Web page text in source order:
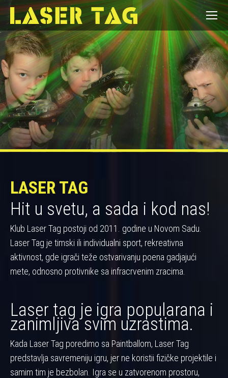
LASER TAG
Hit u svetu, a sada i kod nas!
Klub Laser Tag postoji od 2011. godine u Novom Sadu.
Laser Tag je timski ili individualni sport, rekreativna
aktivnost, gde igrači teže ostvarivanju poena gadjajući
mete, odnosno protivnike sa infracrvenim zracima.
Laser tag je igra popularana i
zanimljiva svim uzrastima.
Kada Laser Tag poredimo sa Paintballom, Laser Tag
predstavlja savremeniju igru, jer ne koristii fizičke projektile i
samim tim je bezbolan. Igra se u zatvorenom prostoru,